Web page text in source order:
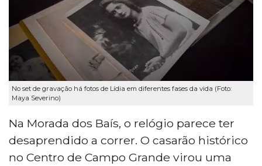
No set de gravação há fotos de Lídia em diferentes fases da vida (Foto:
Maya Severino)
Na Morada dos Baís, o relógio parece ter
desaprendido a correr. O casarão histórico
no Centro de Campo Grande virou uma